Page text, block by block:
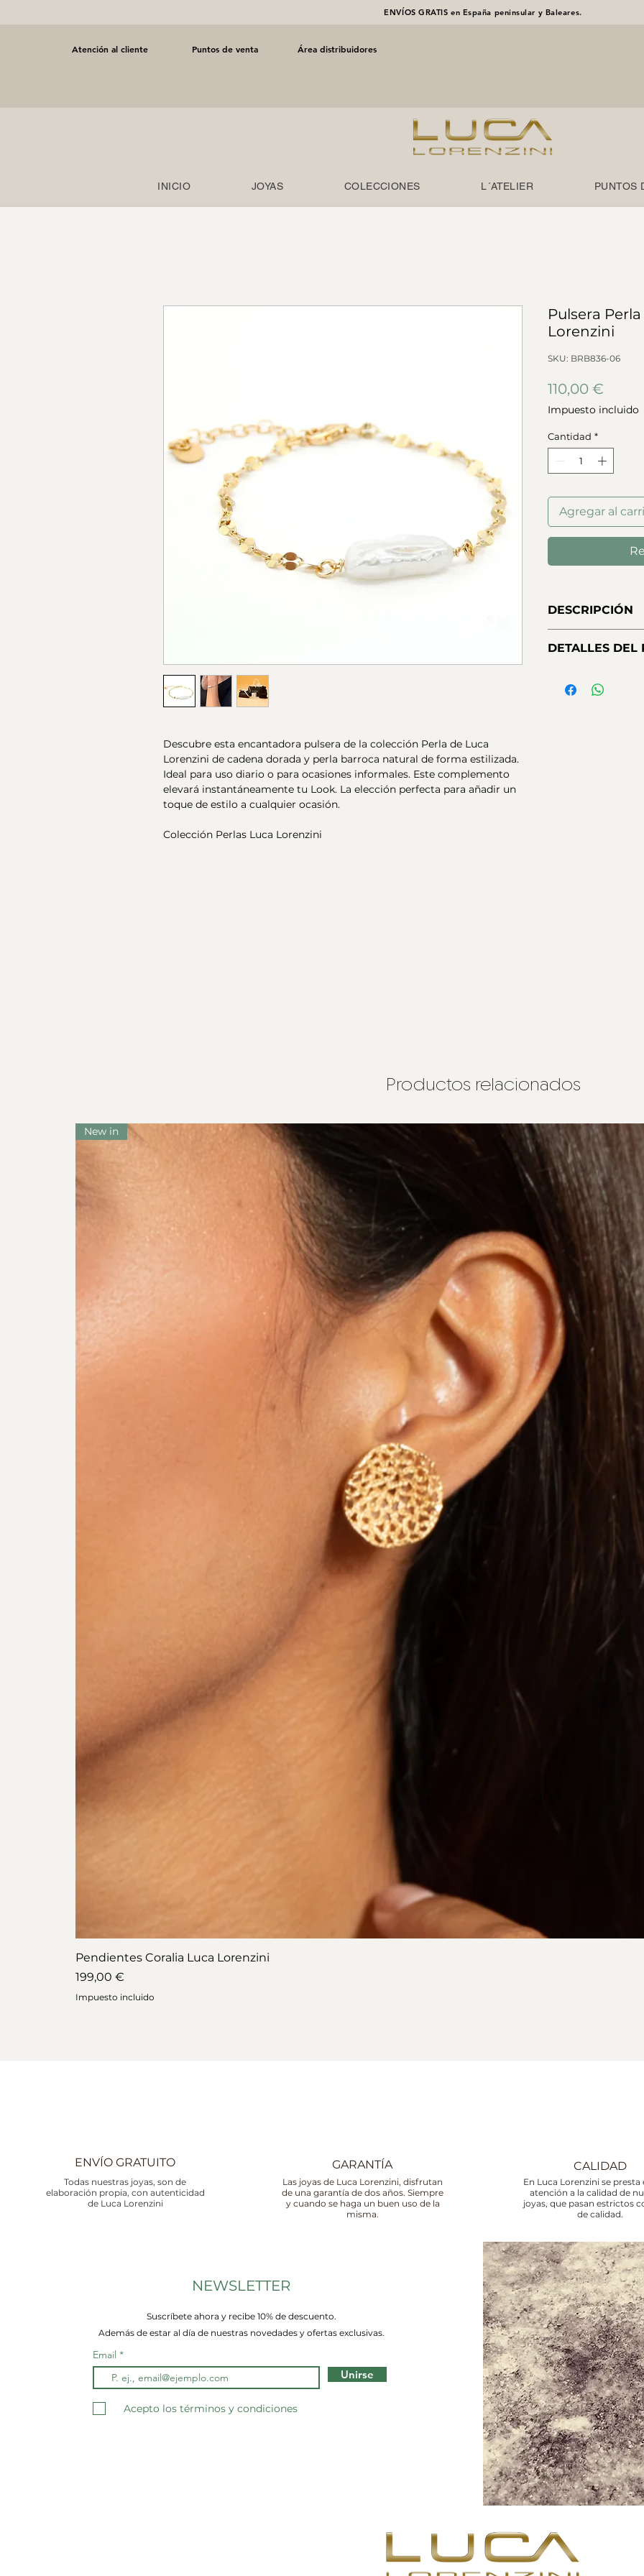
ENVÍOS GRATIS en España peninsular y Baleares.
Atención al cliente Puntos de venta Área distribuidores
INICIO JOYAS COLECCIONES L´ATELIER PUNTOS
Descubre esta encantadora pulsera de la colección Perla de Luca
Lorenzini de cadena dorada y perla barroca natural de forma estilizada.
Ideal para uso diario o para ocasiones informales. Este complemento
elevará instantáneamente tu Look. La elección perfecta para añadir un
toque de estilo a cualquier ocasión.
Colección Perlas Luca Lorenzini
Pulsera
Lorenzini
SKU: BRB836-06
110,00 €
Impuesto incluido
Cantidad *
Agregar al
DESCRIPCIÓN
plata 925 con
mosquetón con
ajustable para un
DETALLES DEL
Medidas:17-21 cm
Productos relacionados
New in
Pendientes Coralia Luca Lorenzini
Precio
199,00 €
Impuesto incluido
ENVÍO GRATUITO
Todas nuestras joyas, son de
elaboración propia, con autenticidad
de Luca Lorenzini
GARANTÍA
Las joyas de Luca Lorenzini, disfrutan
de una garantía de dos años. Siempre
y cuando se haga un buen uso de la
misma.
CALIDAD
En Luca Lorenzini se presta
atención a la calidad de
joyas, que pasan estrictos
de calidad.
NEWSLETTER
Suscríbete ahora y recibe 10% de descuento.
Además de estar al día de nuestras novedades y ofertas exclusivas.
Email
Unirse
Acepto los términos y condiciones